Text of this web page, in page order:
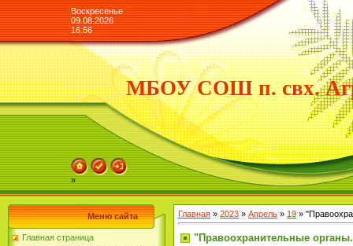
Воскресенье
09.08.2026
16:56
МБОУ СОШ п. свх.
»
Меню сайта
Главная страница
Главная » 2023 » Апрель » 19 »
"Правоохранительные